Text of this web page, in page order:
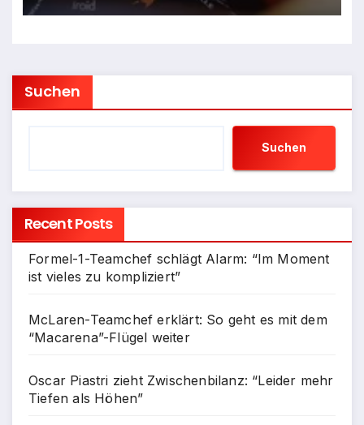
Suchen
Suchen
Recent Posts
Formel-1-Teamchef schlägt Alarm: “Im Moment
ist vieles zu kompliziert”
McLaren-Teamchef erklärt: So geht es mit dem
“Macarena”-Flügel weiter
Oscar Piastri zieht Zwischenbilanz: “Leider mehr
Tiefen als Höhen”